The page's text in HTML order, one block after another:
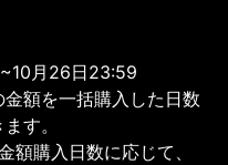
月26日23:59
額を一括購入した日数
す。
額購入日数に応じて、